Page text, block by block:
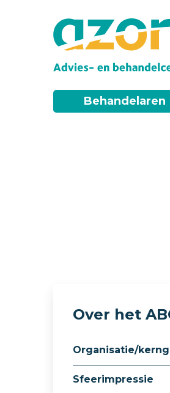
Behandelaren
direct
Over het
Organisatie/
Sfeerimpressie